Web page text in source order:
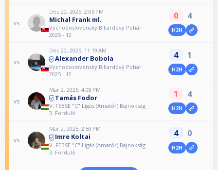
vs
Dec 20, 2025, 2:05 PM
Michal Frank ml.
Východoslovenský Biliardový Pohár
2025 - 12
0 4
H2H
vs
Dec 20, 2025, 11:19 AM
Alexander Bobola
Východoslovenský Biliardový Pohár
2025 - 12
4 1
H2H
vs
Mar 2, 2025, 4:08 PM
Tamás Fodor
V. FEBSE "C" Ligás (Amatőr) Bajnokság
3. Forduló
1 4
H2H
vs
Mar 2, 2025, 2:59 PM
Imre Koltai
V. FEBSE "C" Ligás (Amatőr) Bajnokság
3. Forduló
4 0
H2H